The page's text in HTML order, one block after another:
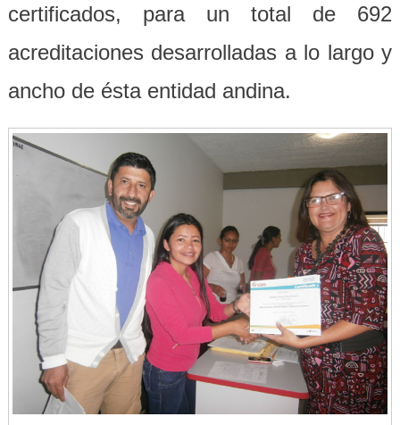
certificados, para un total de 692
acreditaciones desarrolladas a lo largo y
ancho de ésta entidad andina.